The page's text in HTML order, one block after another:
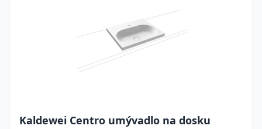
Kaldewei Centro umývadlo na dosku